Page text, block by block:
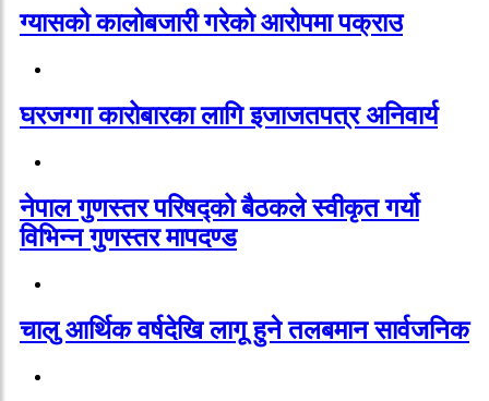
ग्यासको कालोबजारी गरेको आरोपमा पक्राउ
घरजग्गा कारोबारका लागि इजाजतपत्र अनिवार्य
नेपाल गुणस्तर परिषद्को बैठकले स्वीकृत गर्यो
विभिन्न गुणस्तर मापदण्ड
चालु आर्थिक वर्षदेखि लागू हुने तलबमान सार्वजनिक